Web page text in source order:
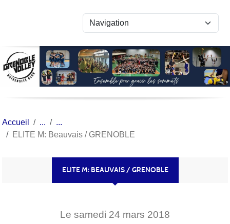
Accueil
ELITE M: Beauvais / GRENOBLE
ELITE M: BEAUVAIS / GRENOBLE
Le samedi 24 mars 2018